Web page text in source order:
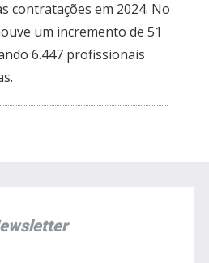
contratações em 2024. No
um incremento de 51
6.447 profissionais